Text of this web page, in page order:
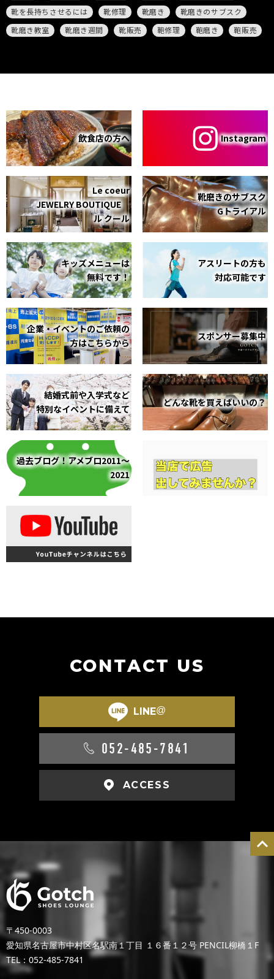
靴を長持ちさせるには
靴修理 靴磨き
靴磨きのサブスク
靴磨き教室
靴磨き週間 靴販売 鞄修理 鞄磨き 鞄販売
飲食店の方へ Instagram
Le coeur
JEWELRY BOUTIQUE
ル クール
靴磨きのサブスク
Gトライアル
キッズメニューは
無料です！
アスリートの方も
対応可能です
企業・イベントのご依頼の
方はこちらから
スポンサー募集中
結婚式前や入学式など
特別なイベントに備えて
どんな靴を買えばいいの？
過去ブログ！アメブロ2011～
2021
CONTACT US
LINE@
052-485-7841
ACCESS
〒450-0003
愛知県名古屋市中村区名駅南１丁目 １６番１２号 PENCIL柳橋１F
TEL：052-485-7841